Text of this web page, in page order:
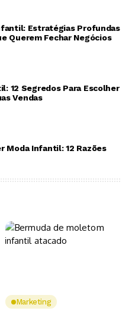
Estratégias Profundas
Querem Fechar Negócios
12 Segredos Para Escolher
Vendas
Moda Infantil: 12 Razões
Marketing